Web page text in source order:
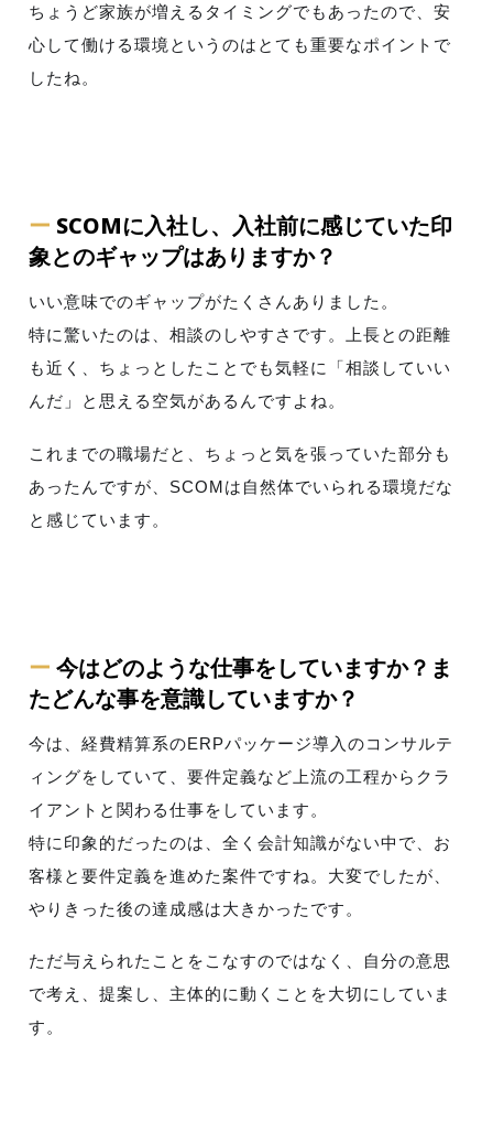
ちょうど家族が増えるタイミングでもあったので、安
心して働ける環境というのはとても重要なポイントで
したね。
ー SCOMに入社し、入社前に感じていた印
象とのギャップはありますか？
いい意味でのギャップがたくさんありました。
特に驚いたのは、相談のしやすさです。上長との距離
も近く、ちょっとしたことでも気軽に「相談していい
んだ」と思える空気があるんですよね。
これまでの職場だと、ちょっと気を張っていた部分も
あったんですが、SCOMは自然体でいられる環境だな
と感じています。
ー今はどのような仕事をしていますか？ま
たどんな事を意識していますか？
今は、経費精算系のERPパッケージ導入のコンサルテ
ィングをしていて、要件定義など上流の工程からクラ
イアントと関わる仕事をしています。
特に印象的だったのは、全く会計知識がない中で、お
客様と要件定義を進めた案件ですね。大変でしたが、
やりきった後の達成感は大きかったです。
ただ与えられたことをこなすのではなく、自分の意思
で考え、提案し、主体的に動くことを大切にしていま
す。